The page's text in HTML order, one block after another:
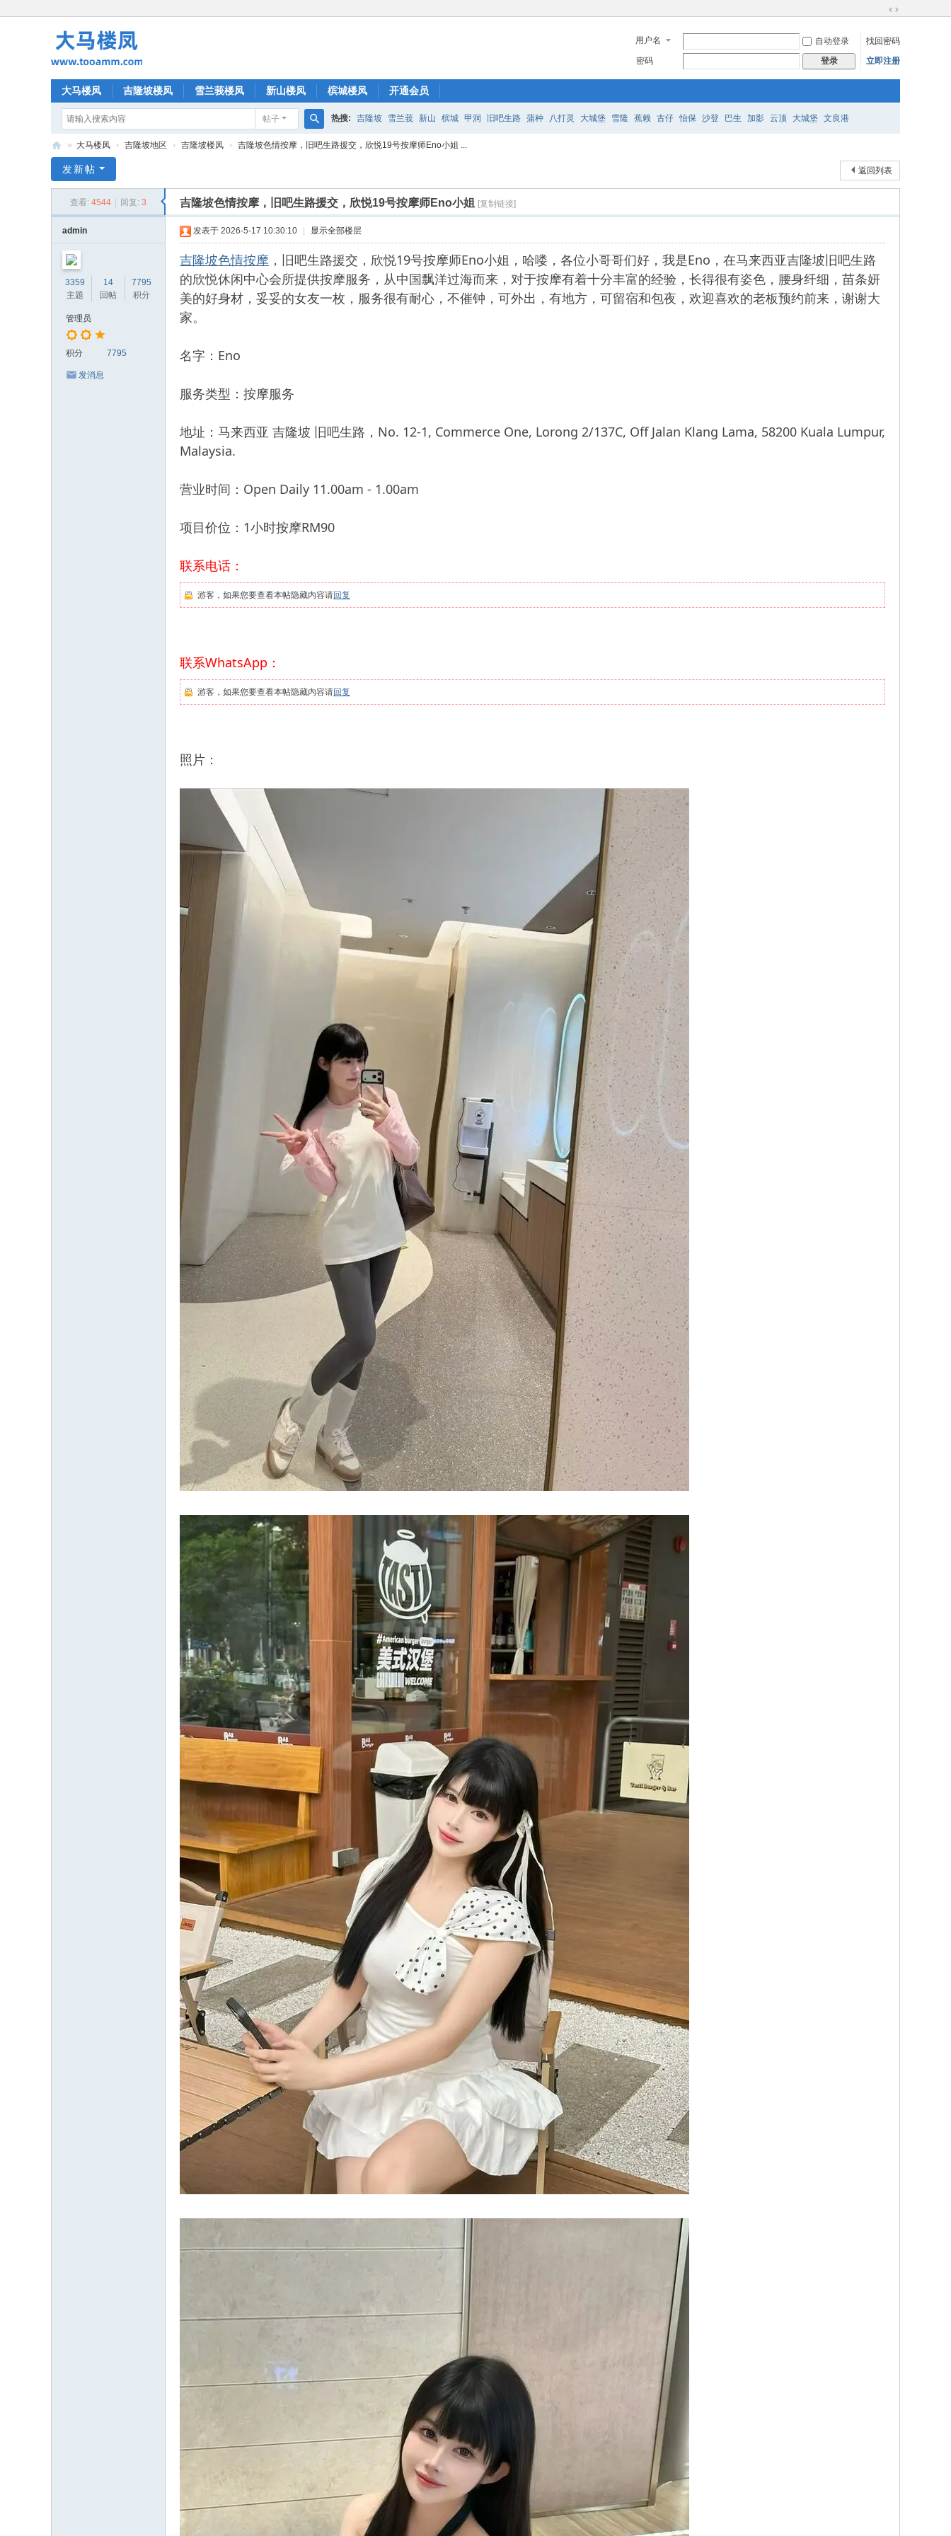
换
到
宽
用户名 自动登录
找回密码
密码
登录 立即注册
大马楼凤 吉隆坡楼凤 雪兰莪楼凤 新山楼凤 槟城楼凤 开通会员
帖子
搜
热搜: 吉隆坡 雪兰莪 新山 槟城 甲洞 旧吧生路 蒲种 八打灵 大城堡 雪隆 蕉赖 古仔 怡保 沙登 巴生 加影 云顶 大城堡 文良港
马
» 大马楼凤 › 吉隆坡地区 › 吉隆坡楼凤 › 吉隆坡色情按摩，旧吧生路援交，欣悦19号按摩师Eno小姐 ...
返回列表
发新帖
查看: 4544 回复: 3 吉隆坡色情按摩，旧吧生路援交，欣悦19号按摩师Eno小姐 [复制链接]
admin
3359
主题
14
回帖
7795
积分
管理员
积分 7795
发消息
发表于 2026-5-17 10:30:10 显示全部楼层
吉隆坡色情按摩 ，旧吧生路援交，欣悦19号按摩师Eno小姐，哈喽，各位小哥哥们好，我是Eno，在马来西亚吉隆坡旧吧生路
的欣悦休闲中心会所提供按摩服务，从中国飘洋过海而来，对于按摩有着十分丰富的经验，长得很有姿色，腰身纤细，苗条妍
美的好身材，妥妥的女友一枚，服务很有耐心，不催钟，可外出，有地方，可留宿和包夜，欢迎喜欢的老板预约前来，谢谢大
家。
名字：Eno
服务类型：按摩服务
地址：马来西亚 吉隆坡 旧吧生路，No. 12-1, Commerce One, Lorong 2/137C, Off Jalan Klang Lama, 58200 Kuala Lumpur,
Malaysia.
营业时间：Open Daily 11.00am - 1.00am
项目价位：1小时按摩RM90
联系电话：
游客，如果您要查看本帖隐藏内容请回复
联系WhatsApp：
游客，如果您要查看本帖隐藏内容请回复
照片：